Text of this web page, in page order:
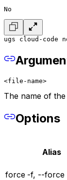
No
ugs cloud-code
<file-name>
The name of
Options
Alias
force -f, --force